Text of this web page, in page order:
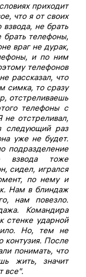
приходит
что я от своих
не брать
брать телефоны,
враг не дурак,
и по ним
телефонов
рассказал, что
симка, то сразу
отстреливаешь
телефоны с
отстреливал,
следующий раз
уже не будет.
подразделение
взвода тоже
сидел, игрался
по нему и
Нам в блиндаж
нам повезло.
Командира
стенке ударной
Но, тем не
контузия. После
понимать, что
жить, значит
все".